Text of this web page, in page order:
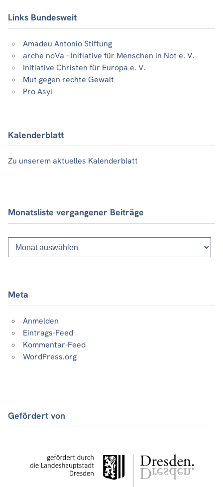
Links Bundesweit
Amadeu Antonio Stiftung
arche noVa - Initiative für Menschen in Not e. V.
Initiative Christen für Europa e. V.
Mut gegen rechte Gewalt
Pro Asyl
Kalenderblatt
Zu unserem aktuelles Kalenderblatt
Monatsliste vergangener Beiträge
Monatsliste
vergangener
Beiträge
Meta
Anmelden
Eintrags-Feed
Kommentar-Feed
WordPress.org
Gefördert von